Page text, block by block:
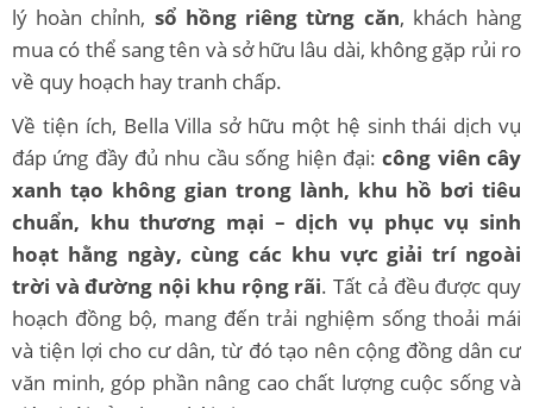
lý hoàn chỉnh, sổ hồng riêng từng căn, khách hàng
mua có thể sang tên và sở hữu lâu dài, không gặp rủi ro
về quy hoạch hay tranh chấp.
Về tiện ích, Bella Villa sở hữu một hệ sinh thái dịch vụ
đáp ứng đầy đủ nhu cầu sống hiện đại:công viên cây
xanh tạo không gian trong lành, khu hồ bơi tiêu
chuẩn, khu thương mại – dịch vụ phục vụ sinh
hoạt hằng ngày, cùng các khu vực giải trí ngoài
trời và đường nội khu rộng rãi. Tất cả đều được quy
hoạch đồng bộ, mang đến trải nghiệm sống thoải mái
và tiện lợi cho cư dân, từ đó tạo nên cộng đồng dân cư
văn minh, góp phần nâng cao chất lượng cuộc sống và